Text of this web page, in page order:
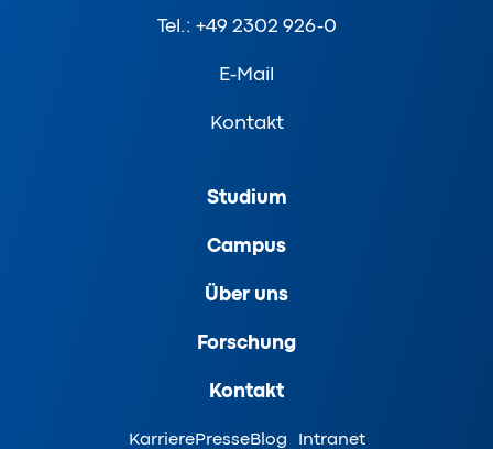
Tel.: +49 2302 926-0
E-Mail
Kontakt
Studium
Campus
Über uns
Forschung
Kontakt
KarrierePresseBlog Intranet